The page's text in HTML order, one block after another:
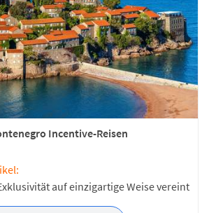
Incentive-Reisen
auf einzigartige Weise vereint